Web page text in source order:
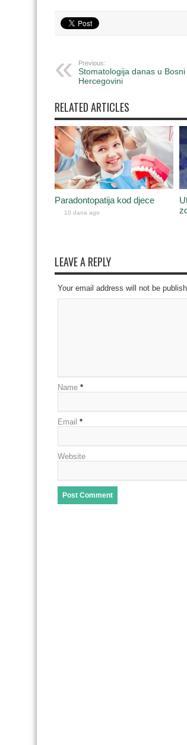
Previous:
Stomatologija danas u Bosni
Hercegovini
RELATED ARTICLES
Paradontopatija kod djece
10 dana ago
LEAVE A REPLY
Your email address will not be
Name *
Email *
Website